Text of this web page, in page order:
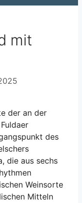
mit
der an der
des
die aus sechs
Weinsorte
Mitteln